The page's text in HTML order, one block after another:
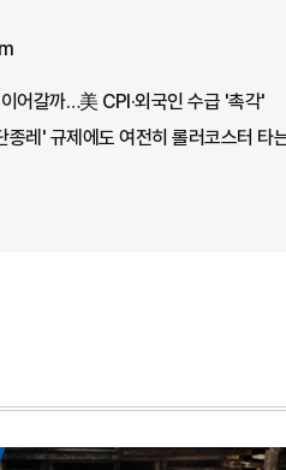
어갈까…美 CPI·외국인 수급 '촉각'